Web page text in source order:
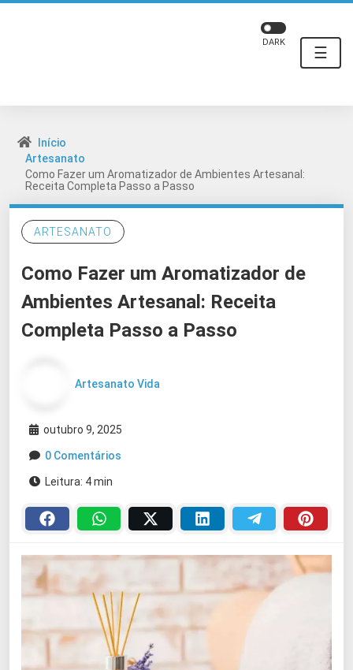
☰
DARK
Início
Artesanato
Como Fazer um Aromatizador de Ambientes Artesanal:
Receita Completa Passo a Passo
ARTESANATO
Como Fazer um Aromatizador de
Ambientes Artesanal: Receita
Completa Passo a Passo
Artesanato Vida
outubro 9, 2025
0 Comentários
Leitura: 4 min